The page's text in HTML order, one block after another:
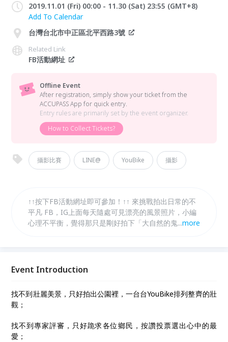
2019.11.01 (Fri) 00:00 - 11.30 (Sat) 23:55 (GMT+8)
Add To Calendar
台灣台北市中正區北平西路3號
Related Link
FB活動網址
Offline Event
After registration, simply show your ticket from the
ACCUPASS App for quick entry.
Entry rules are primarily set by the event organizer.
How to Collect Tickets?
攝影比賽 LINE@ YouBike 攝影
↑↑按下FB活動網址即可參加！↑↑ 來挑戰拍出日常的不
平凡 FB，IG上面每天隨處可見漂亮的風景照片，小編
心理不平衡，覺得那只是剛好拍下「大自然的鬼斧神
...more
Event Introduction
找不到壯麗美景，只好拍出公園裡，一台台YouBike排列整齊的壯
觀；
找不到專家評審，只好跪求各位鄉民，按讚投票選出心中的最
愛；